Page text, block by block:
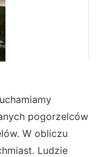
pogorzelców
W obliczu
Ludzie